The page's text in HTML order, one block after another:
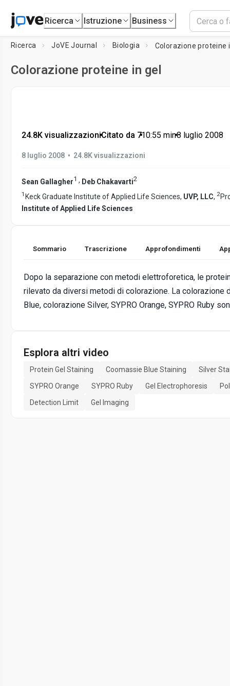
Ricerca Istruzione Business
Ricerca JoVE Journal Biologia Colorazione proteine
Colorazione proteine ​​in gel
24.8K visualizzazioni•Citato da 7•10:55 min•8 luglio 2008
8 luglio 2008 • 24.8K visualizzazioni
Sean Gallagher1 , Deb Chakavarti2
1 Keck Graduate Institute of Applied Life Sciences, UVP, LLC, 2
Institute of Applied Life Sciences
Sommario Trascrizione Approfondimenti
Dopo la separazione con metodi elettroforetica, le
rilevato da diversi metodi di colorazione. La colorazione
Blue, colorazione Silver, SYPRO Orange, SYPRO Ruby
Esplora altri video
Protein Gel Staining Coomassie Blue Staining
Silver
SYPRO Orange
SYPRO Ruby Gel Electrophoresis
Detection Limit
Gel Imaging